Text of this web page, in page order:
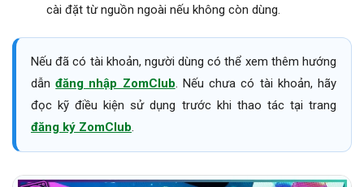
cài đặt từ nguồn ngoài nếu không còn dùng.
Nếu đã có tài khoản, người dùng có thể xem thêm hướng
dẫnđăng nhập ZomClub . Nếu chưa có tài khoản, hãy
đọc kỹ điều kiện sử dụng trước khi thao tác tại trang
đăng ký ZomClub